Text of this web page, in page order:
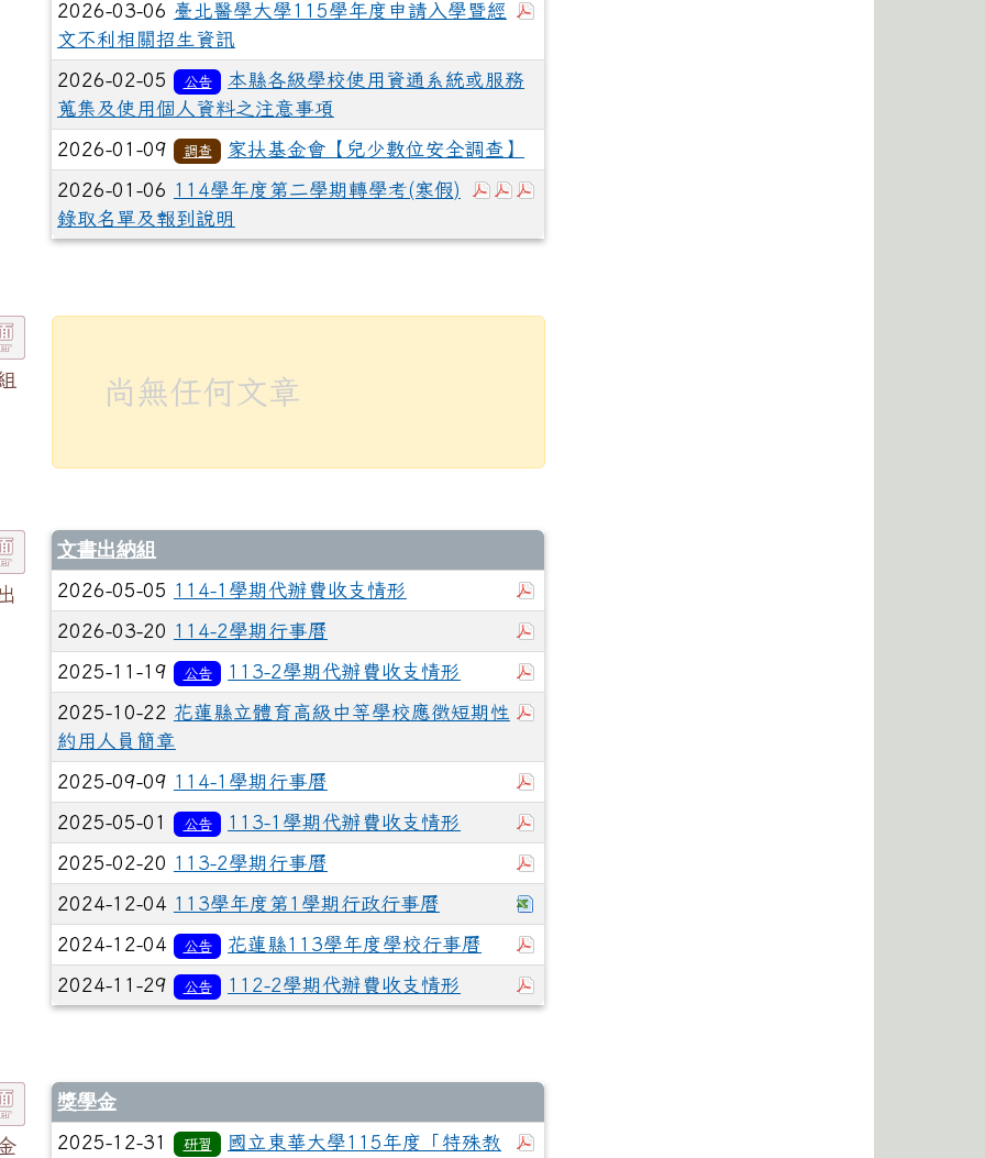
2026-03-06 臺北醫學大學115學年度申請入學暨經
文不利相關招生資訊
2026-02-05 公告
本縣各級學校使用資通系統或服務
蒐集及使用個人資料之注意事項
2026-01-09 調查 家扶基金會【兒少數位安全調查】
於彈跳視窗觀看：114-2寒假轉學考錄取考生報到通知
於彈跳視窗觀看：114花蓮體中新生就讀申請住宿表
2026-01-06 114學年度第二學期轉學考(寒假)
錄取名單及報到說明
尚無任何文章
文書出納組
2026-05-05 114-1學期代辦費收支情形
2026-03-20 114-2學期行事曆
2025-11-19 公告 113-2學期代辦費收支情形
2025-10-22 花蓮縣立體育高級中等學校應徵短期性
約用人員簡章
2025-09-09 114-1學期行事曆
2025-05-01 公告 113-1學期代辦費收支情形
2025-02-20 113-2學期行事曆
2024-12-04 113學年度第1學期行政行事曆
2024-12-04 公告 花蓮縣113學年度學校行事曆
2024-11-29 公告 112-2學期代辦費收支情形
獎學金
2025-12-31 研習
國立東華大學115年度「特殊教